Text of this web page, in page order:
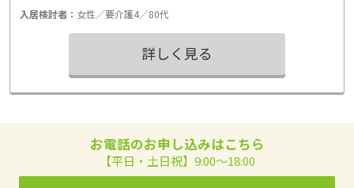
入居検討者： 女性／要介護4／80代
詳しく見る
お電話のお申し込みはこちら
【平日・土日祝】9:00～18:00